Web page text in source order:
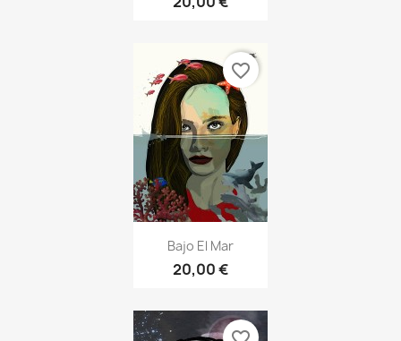
Bajo El Mar
20,00 €
favorite_border